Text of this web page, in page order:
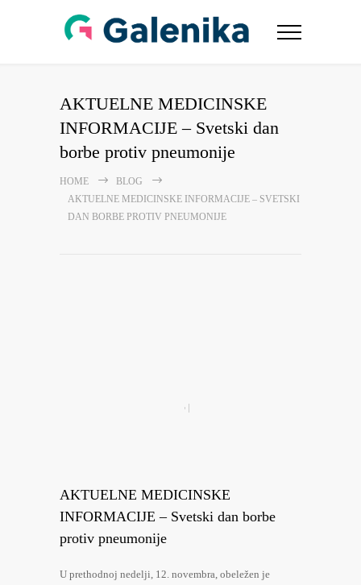
AKTUELNE MEDICINSKE
INFORMACIJE – Svetski dan
borbe protiv pneumonije
HOME
BLOG
AKTUELNE MEDICINSKE INFORMACIJE – SVETSKI
DAN BORBE PROTIV PNEUMONIJE
AKTUELNE MEDICINSKE
INFORMACIJE – Svetski dan borbe
protiv pneumonije
U prethodnoj nedelji, 12. novembra, obeležen je